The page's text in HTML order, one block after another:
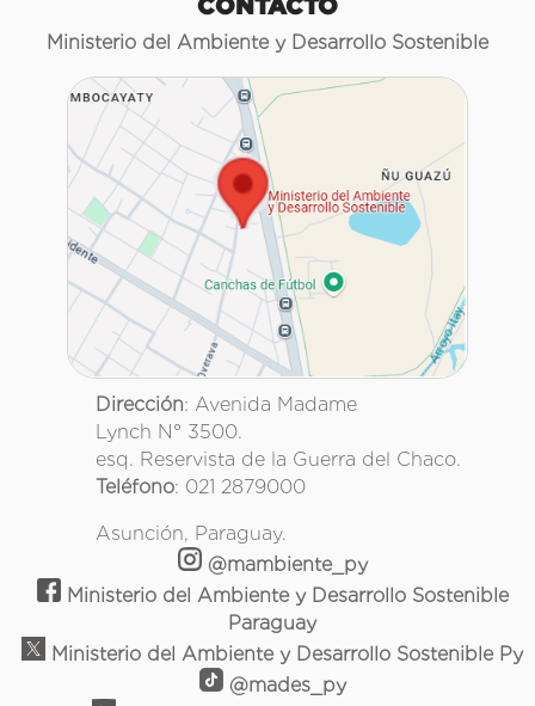
CONTACTO
Ministerio del Ambiente y Desarrollo Sostenible
Dirección: Avenida Madame
Lynch N° 3500.
esq. Reservista de la Guerra del Chaco.
Teléfono: 021 2879000
Asunción, Paraguay.
@mambiente_py
Ministerio del Ambiente y Desarrollo Sostenible
Paraguay
Ministerio del Ambiente y Desarrollo Sostenible Py
@mades_py